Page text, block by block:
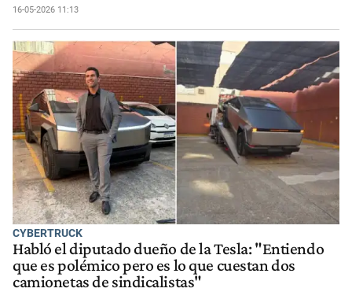
16-05-2026 11:13
CYBERTRUCK
Habló el diputado dueño de la Tesla: "Entiendo
que es polémico pero es lo que cuestan dos
camionetas de sindicalistas"